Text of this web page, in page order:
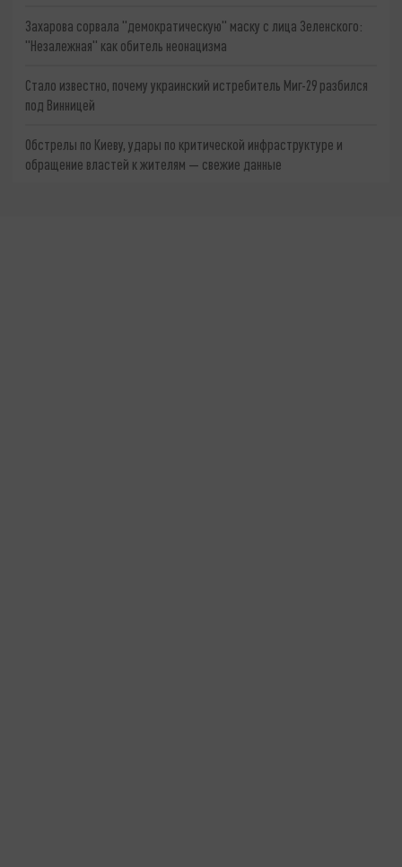
Захарова сорвала "демократическую" маску с лица Зеленского:
"Незалежная" как обитель неонацизма
Стало известно, почему украинский истребитель Миг-29 разбился
под Винницей
Обстрелы по Киеву, удары по критической инфраструктуре и
обращение властей к жителям — свежие данные